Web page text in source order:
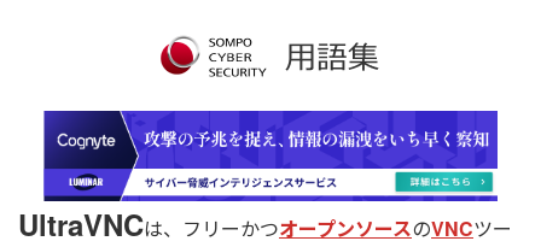
UltraVNCは、フリーかつオープンソースのVNCツー